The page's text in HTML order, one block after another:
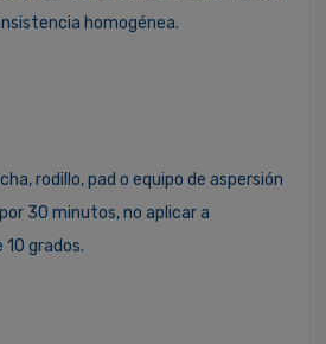
homogénea.
rodillo, pad o equipo de aspersión
30 minutos, no aplicar a
grados.